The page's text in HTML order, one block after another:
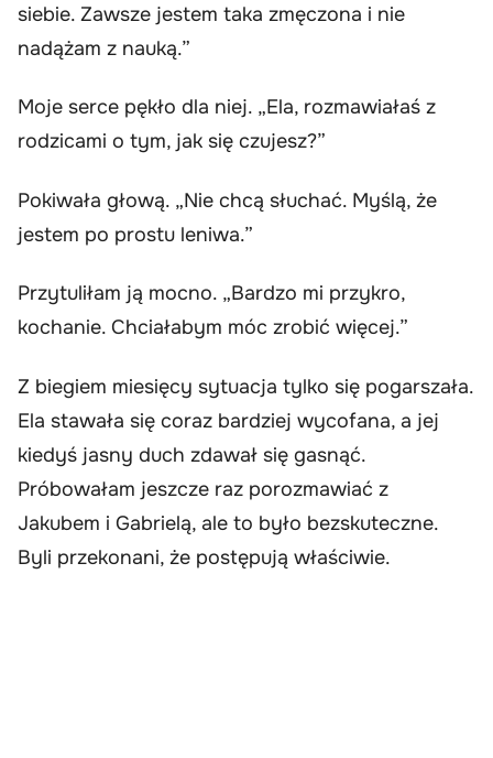
siebie. Zawsze jestem taka zmęczona i nie
nadążam z nauką.”
Moje serce pękło dla niej. „Ela, rozmawiałaś z
rodzicami o tym, jak się czujesz?”
Pokiwała głową. „Nie chcą słuchać. Myślą, że
jestem po prostu leniwa.”
Przytuliłam ją mocno. „Bardzo mi przykro,
kochanie. Chciałabym móc zrobić więcej.”
Z biegiem miesięcy sytuacja tylko się pogarszała.
Ela stawała się coraz bardziej wycofana, a jej
kiedyś jasny duch zdawał się gasnąć.
Próbowałam jeszcze raz porozmawiać z
Jakubem i Gabrielą, ale to było bezskuteczne.
Byli przekonani, że postępują właściwie.